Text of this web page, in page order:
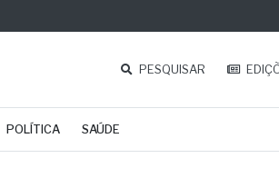
PESQUISAR
POLÍTICA SAÚDE